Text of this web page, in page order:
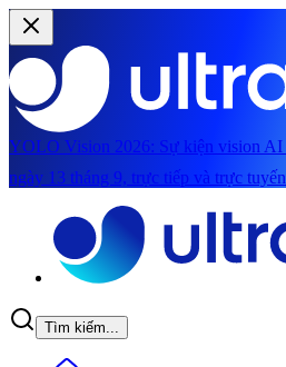
YOLO Vision 2026: Sự kiện vision AI
ngày 13 tháng 9, trực tiếp và trực
Tìm kiếm...